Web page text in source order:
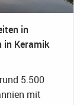
in
in Keramik
5.500
mit